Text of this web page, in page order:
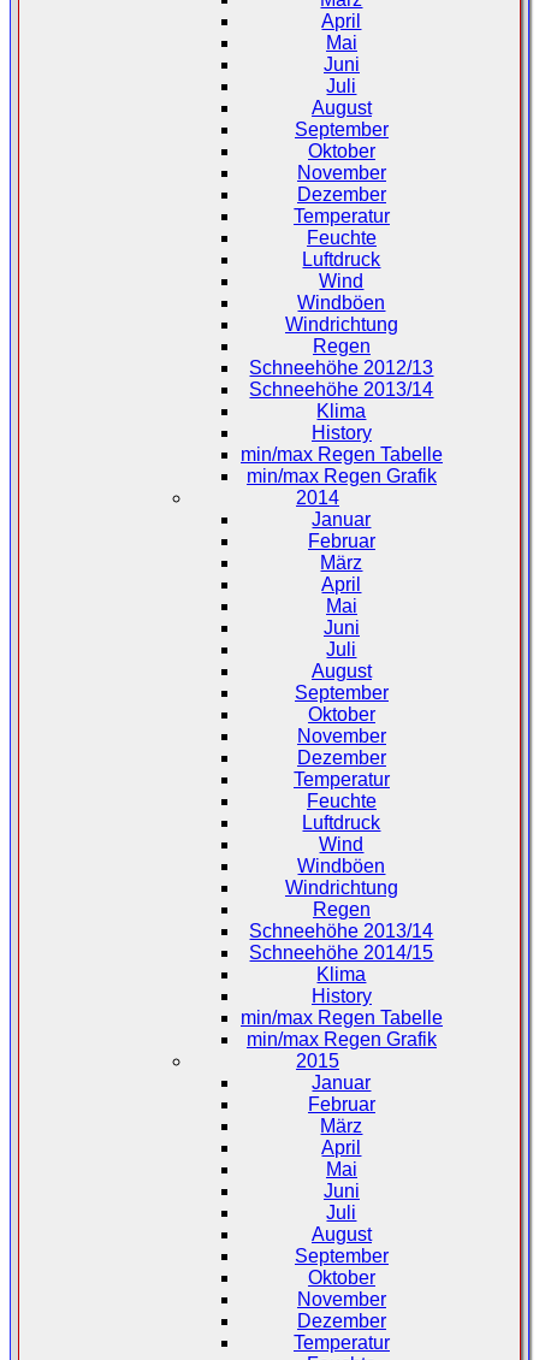
April
Mai
Juni
Juli
August
September
Oktober
November
Dezember
Temperatur
Feuchte
Luftdruck
Wind
Windböen
Windrichtung
Regen
Schneehöhe 2012/13
Schneehöhe 2013/14
Klima
History
min/max Regen Tabelle
min/max Regen Grafik
2014
Januar
Februar
März
April
Mai
Juni
Juli
August
September
Oktober
November
Dezember
Temperatur
Feuchte
Luftdruck
Wind
Windböen
Windrichtung
Regen
Schneehöhe 2013/14
Schneehöhe 2014/15
Klima
History
min/max Regen Tabelle
min/max Regen Grafik
2015
Januar
Februar
März
April
Mai
Juni
Juli
August
September
Oktober
November
Dezember
Temperatur